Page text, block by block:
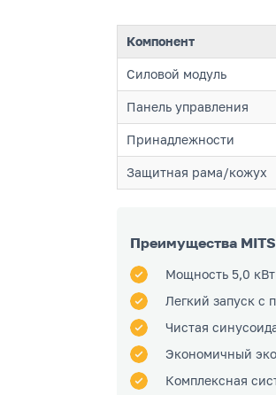
Компонент
Силовой модуль
Панель управления
Принадлежности
Защитная рама/кожух
Преимущества
Мощность 5,0
Легкий запуск с
Чистая
Экономичный
Комплексная